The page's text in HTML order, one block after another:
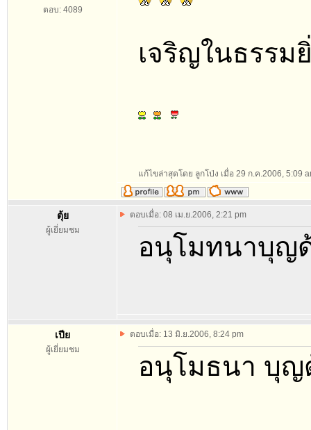
ตอบ: 4089
เจริญในธรรม
แก้ไขล่าสุดโดย ลูกโป่ง เมื่อ 29 ก.ค.2006, 5:09
ตุ้ย
ผู้เยี่ยมชม
ตอบเมื่อ: 08 เม.ย.2006, 2:21 pm
อนุโมทนาบุญ
เปีย
ผู้เยี่ยมชม
ตอบเมื่อ: 13 มิ.ย.2006, 8:24 pm
อนุโมธนา บุญ